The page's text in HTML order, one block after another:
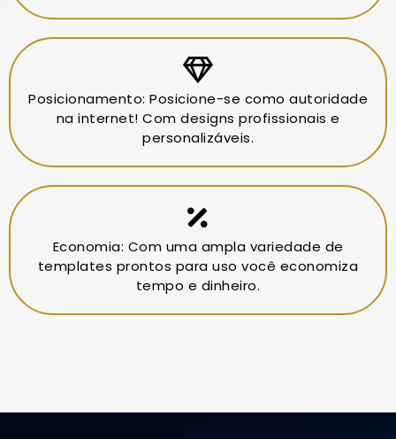
Posicionamento: Posicione-se como autoridade
na internet! Com designs profissionais e
personalizáveis.
Economia: Com uma ampla variedade de
templates prontos para uso você economiza
tempo e dinheiro.